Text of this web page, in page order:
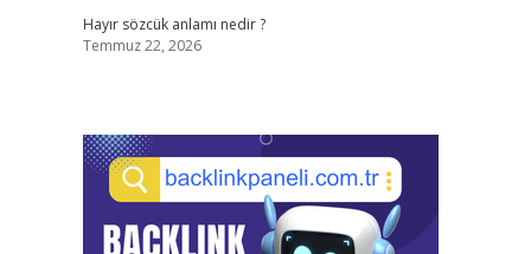
Hayır sözcük anlamı nedir ?
Temmuz 22, 2026